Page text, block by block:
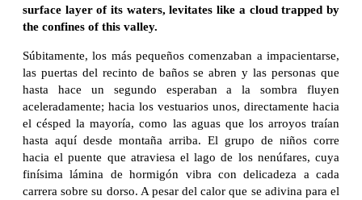
surface layer of its waters, levitates like a cloud trapped by
the confines of this valley.
Súbitamente, los más pequeños comenzaban a impacientarse,
las puertas del recinto de baños se abren y las personas que
hasta hace un segundo esperaban a la sombra fluyen
aceleradamente; hacia los vestuarios unos, directamente hacia
el césped la mayoría, como las aguas que los arroyos traían
hasta aquí desde montaña arriba. El grupo de niños corre
hacia el puente que atraviesa el lago de los nenúfares, cuya
finísima lámina de hormigón vibra con delicadeza a cada
carrera sobre su dorso. A pesar del calor que se adivina para el